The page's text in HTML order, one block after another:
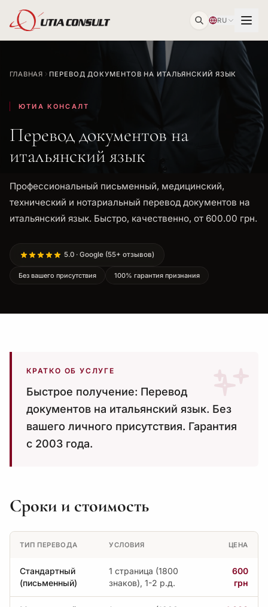
RU
ГЛАВНАЯ ПЕРЕВОД ДОКУМЕНТОВ НА ИТАЛЬЯНСКИЙ ЯЗЫК
ЮТИА КОНСАЛТ
Перевод документов на
итальянский язык
Профессиональный письменный, медицинский,
технический и нотариальный перевод документов на
итальянский язык. Быстро, качественно, от 600.00 грн.
5.0 · Google (55+ отзывов)
Без вашего присутствия 100% гарантия признания
КРАТКО ОБ УСЛУГЕ
Быстрое получение: Перевод
документов на итальянский язык. Без
вашего личного присутствия. Гарантия
с 2003 года.
Сроки и стоимость
ТИП ПЕРЕВОДА УСЛОВИЯ ЦЕНА
Стандартный
(письменный)
1 страница (1800
знаков), 1-2 р.д.
600
грн